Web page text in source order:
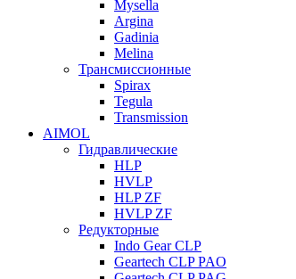
Mysella
Argina
Gadinia
Melina
Трансмиссионные
Spirax
Tegula
Transmission
AIMOL
Гидравлические
HLP
HVLP
HLP ZF
HVLP ZF
Редукторные
Indo Gear CLP
Geartech CLP PAO